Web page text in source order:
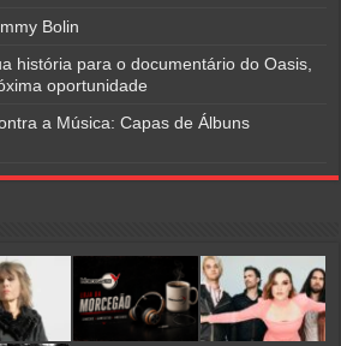
Bolin
história para o documentário do Oasis,
oportunidade
a Música: Capas de Álbuns